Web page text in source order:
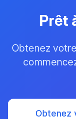
Prêt
Obtenez
Obtenez